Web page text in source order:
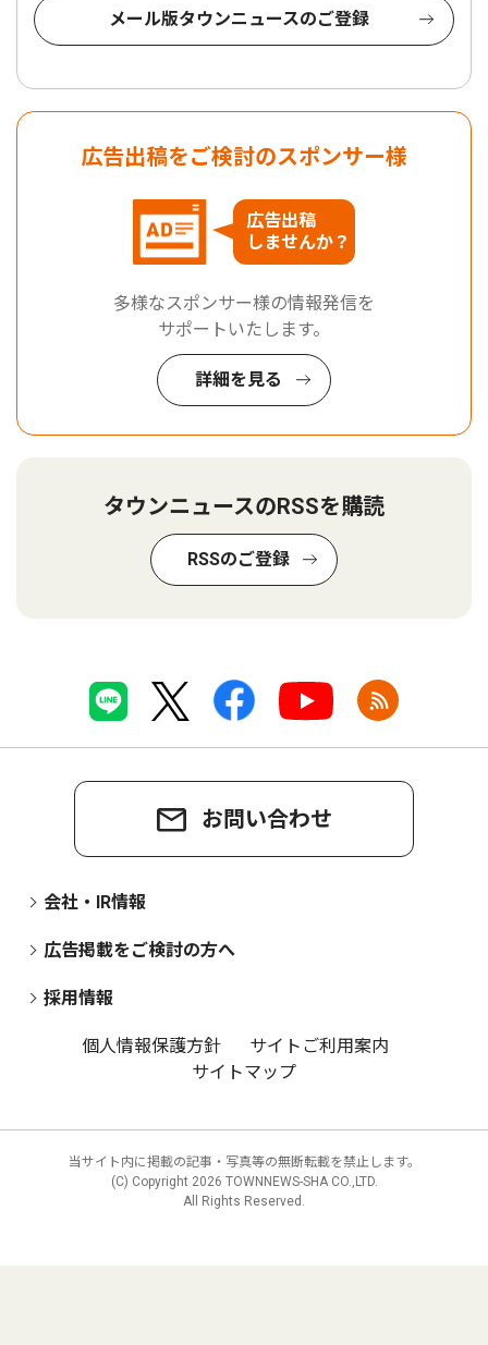
メール版タウンニュースのご登録
広告出稿をご検討のスポンサー様
広告出稿
しませんか？
多様なスポンサー様の情報発信を
サポートいたします。
詳細を見る
タウンニュースのRSSを購読
RSSのご登録
お問い合わせ
会社・IR情報
広告掲載をご検討の方へ
採用情報
個人情報保護方針
サイトご利用案内
サイトマップ
当サイト内に掲載の記事・写真等の無断転載を禁止します。
(C) Copyright 2026 TOWNNEWS-SHA CO.,LTD.
All Rights Reserved.